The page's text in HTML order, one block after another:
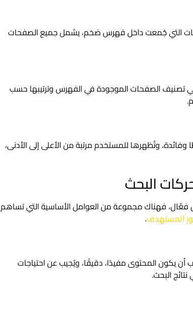
التي جُمعت داخل فهرس ضخم، يشمل جميع الصفحات
تصنيف الصفحات الموجودة في الفهرس وترتيبها حسب
وفائدة، وتُظهرها للمستخدم مرتبة من الأعلى إلى الأدنى،
فهناك مجموعة من العوامل الأساسية التي تساهم
المستهدف.
يكون المحتوى مفيدًا، دقيقًا، ويُجيب عن احتياجات
البحث.